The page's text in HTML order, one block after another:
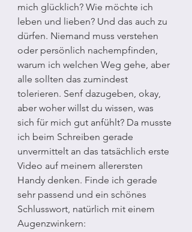
mich glücklich? Wie möchte ich
leben und lieben? Und das auch zu
dürfen. Niemand muss verstehen
oder persönlich nachempfinden,
warum ich welchen Weg gehe, aber
alle sollten das zumindest
tolerieren. Senf dazugeben, okay,
aber woher willst du wissen, was
sich für mich gut anfühlt? Da musste
ich beim Schreiben gerade
unvermittelt an das tatsächlich erste
Video auf meinem allerersten
Handy denken. Finde ich gerade
sehr passend und ein schönes
Schlusswort, natürlich mit einem
Augenzwinkern: